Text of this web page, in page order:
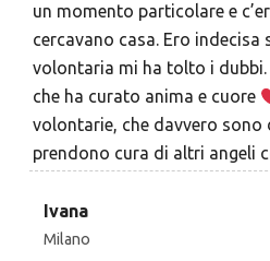
un momento particolare e
cercavano casa. Ero indecisa
volontaria mi ha tolto i dubbi.
che ha curato anima e cuore
volontarie, che davvero sono
prendono cura di altri angeli
Ivana
Milano